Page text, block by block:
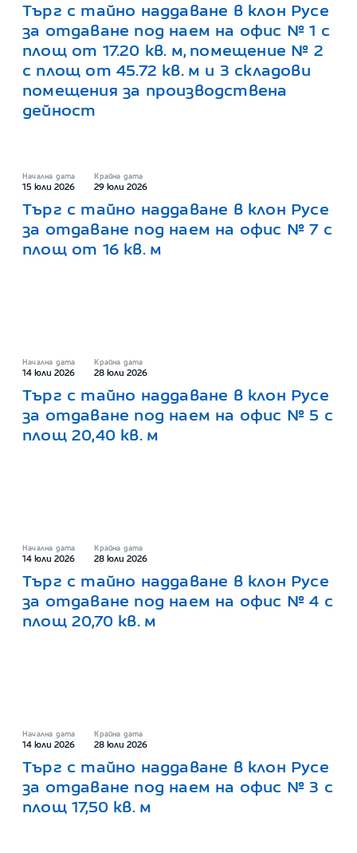
Търг с тайно наддаване в клон Русе
за отдаване под наем на офис № 1 с
площ от 17.20 кв. м, помещение № 2
с площ от 45.72 кв. м и 3 складови
помещения за производствена
дейност
Начална дата
15 юли 2026
Крайна дата
29 юли 2026
Търг с тайно наддаване в клон Русе
за отдаване под наем на офис № 7 с
площ от 16 кв. м
Начална дата
14 юли 2026
Крайна дата
28 юли 2026
Търг с тайно наддаване в клон Русе
за отдаване под наем на офис № 5 с
площ 20,40 кв. м
Начална дата
14 юли 2026
Крайна дата
28 юли 2026
Търг с тайно наддаване в клон Русе
за отдаване под наем на офис № 4 с
площ 20,70 кв. м
Начална дата
14 юли 2026
Крайна дата
28 юли 2026
Търг с тайно наддаване в клон Русе
за отдаване под наем на офис № 3 с
площ 17,50 кв. м